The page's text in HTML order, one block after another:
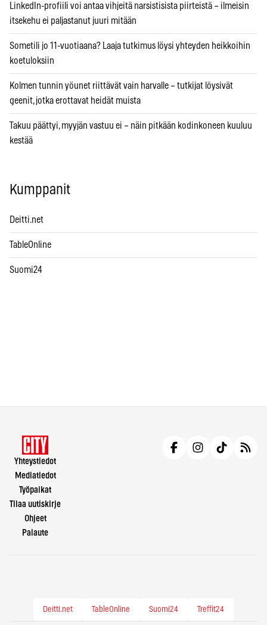
LinkedIn-profiili voi antaa vihjeitä narsistisista piirteistä – ilmeisin
itsekehu ei paljastanut juuri mitään
Sometili jo 11-vuotiaana? Laaja tutkimus löysi yhteyden heikkoihin
koetuloksiin
Kolmen tunnin yöunet riittävät vain harvalle – tutkijat löysivät
geenit, jotka erottavat heidät muista
Takuu päättyi, myyjän vastuu ei – näin pitkään kodinkoneen kuuluu
kestää
Kumppanit
Deitti.net
TableOnline
Suomi24
Yhteystiedot
Mediatiedot
Työpaikat
Tilaa uutiskirje
Ohjeet
Palaute
Deitti.net TableOnline Suomi24 Treffit24